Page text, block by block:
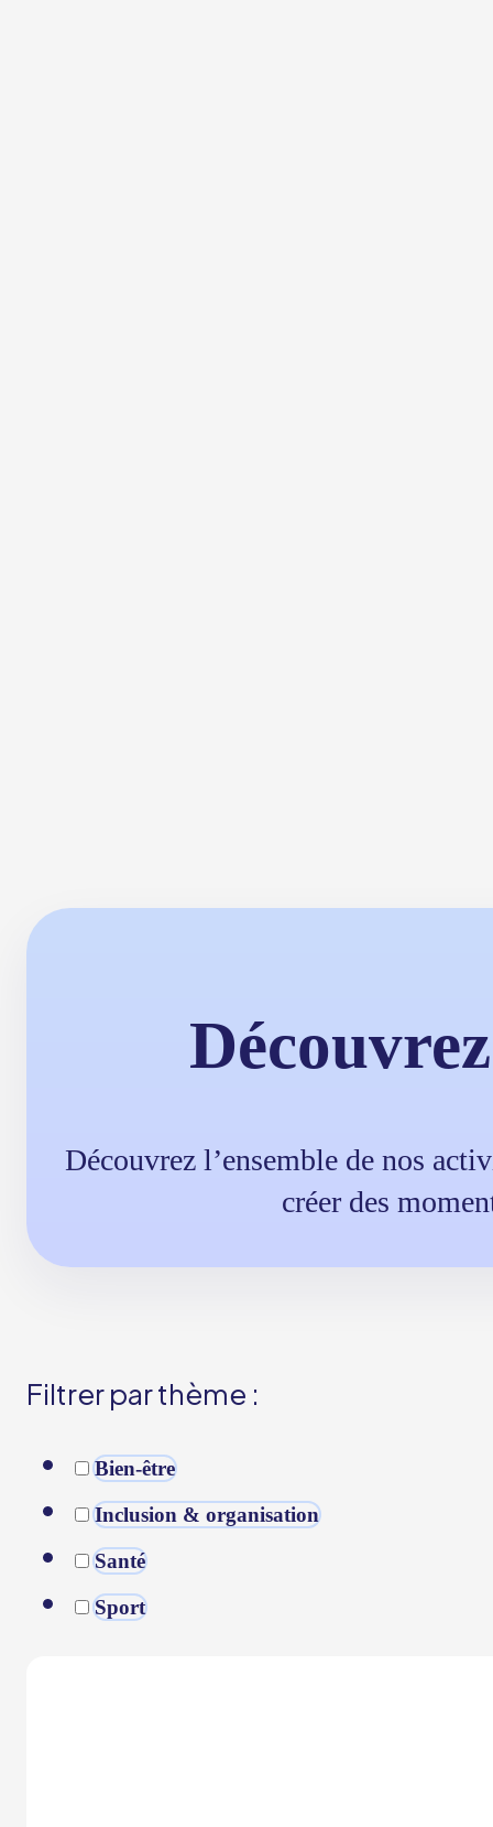
Découvrez l’ensemble de nos
créer des
Filtrer par thème :
Bien-être
Inclusion & organisation
Santé
Sport